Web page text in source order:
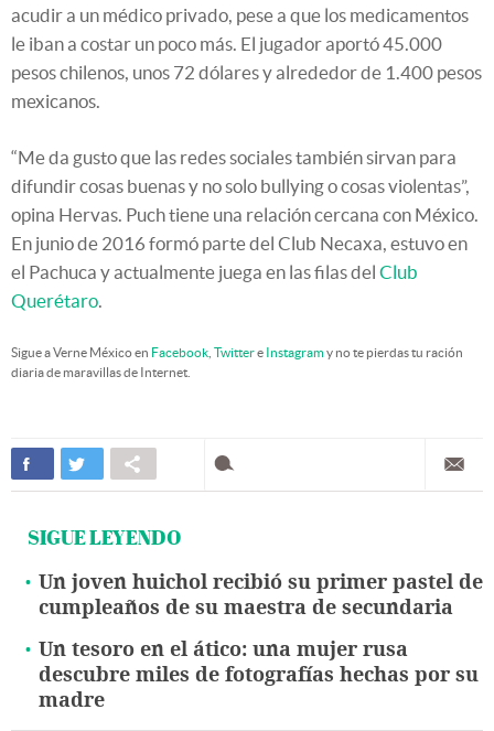
acudir a un médico privado, pese a que los medicamentos
le iban a costar un poco más. El jugador aportó 45.000
pesos chilenos, unos 72 dólares y alrededor de 1.400 pesos
mexicanos.
“Me da gusto que las redes sociales también sirvan para
difundir cosas buenas y no solo bullying o cosas violentas”,
opina Hervas. Puch tiene una relación cercana con México.
En junio de 2016 formó parte del Club Necaxa, estuvo en
el Pachuca y actualmente juega en las filas del Club
Querétaro.
Sigue a Verne México en Facebook Twittere Instagramy no te pierdas tu ración
diaria de maravillas de Internet.
SIGUE LEYENDO
Un joven huichol recibió su primer pastel de
cumpleaños de su maestra de secundaria
Un tesoro en el ático: una mujer rusa
descubre miles de fotografías hechas por su
madre